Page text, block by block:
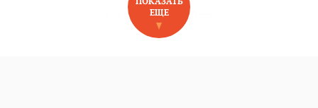
НОВОЕ НА САЙТЕ
ЕЩЕ